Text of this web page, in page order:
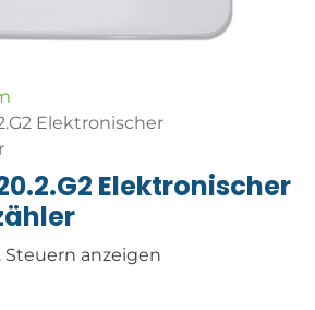
Elektronischer
Elektronischer
Steuern anzeigen